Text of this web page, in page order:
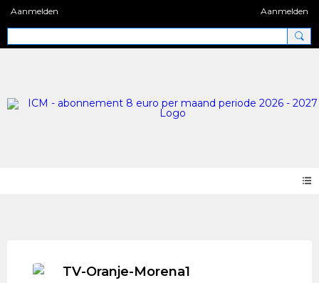
Aanmelden Aanmelden
TV-Oranje-Morena1